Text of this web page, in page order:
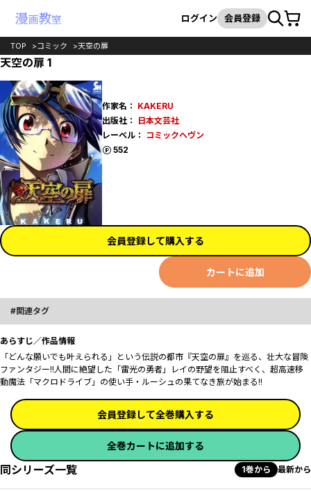
検索
ログイン 会員登録カート
TOP コミック 天空の扉
天空の扉 1
作家名： KAKERU
出版社：
日本文芸社
レーベル：
コミックヘヴン
552
ポイント
会員登録して購入する
カートに追加
関連タグ
あらすじ／作品情報
「どんな願いでも叶えられる」という伝説の都市『天空の扉』を巡る、壮大な冒険
ファンタジー!!人間に絶望した「雷光の勇者」レイの野望を阻止すべく、超高速移
動魔法「マクロドライブ」の使い手・ルーシュの果てなき旅が始まる!!
会員登録して全巻購入する
全巻カートに追加する
同シリーズ一覧 1巻から 最新から